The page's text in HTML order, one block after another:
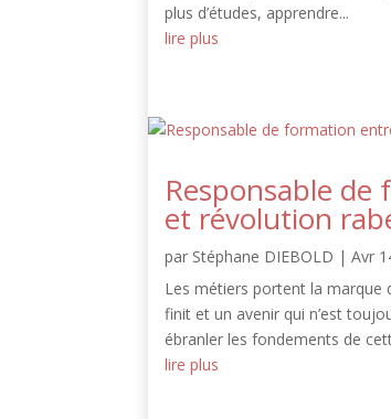
plus d’études, apprendre...
lire plus
Responsable
et révolution
par Stéphane DIEBOLD |Avr
Les métiers portent la marque
finit et un avenir qui n’est
ébranler les fondements de
lire plus